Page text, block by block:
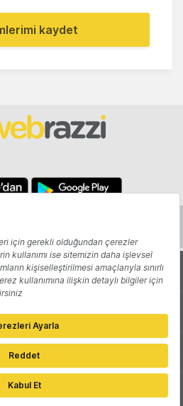
kaydet
Yazarlar
Reklam